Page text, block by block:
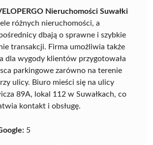
Nieruchomości Suwałki
różnych nieruchomości, a
dbają o sprawne i szybkie
transakcji. Firma umożliwia także
dla wygody klientów przygotowała
parkingowe zarówno na terenie
ulicy. Biuro mieści się na ulicy
89A, lokal 112 w Suwałkach, co
kontakt i obsługę.
5